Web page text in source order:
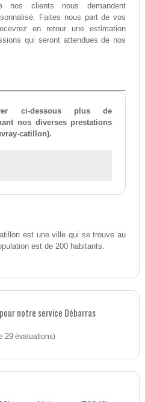
nos clients nous demandent
Faites nous part de vos
en retour une estimation
qui seront attendues de nos
ci-dessous plus de
nos diverses prestations
catillon).
est une ville qui se trouve au
est de 200 habitants.
notre service Débarras
29évaluations)